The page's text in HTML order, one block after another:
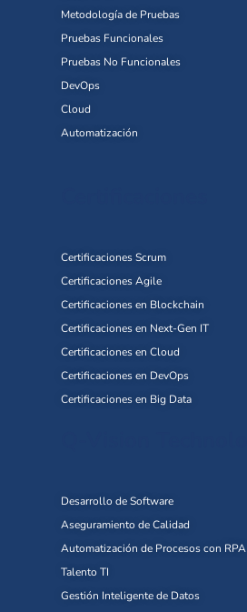
Metodología de Pruebas
Pruebas Funcionales
Pruebas No Funcionales
DevOps
Cloud
Automatización
Certificaciones Scrum
Certificaciones Agile
Certificaciones en Blockchain
Certificaciones en Next-Gen IT
Certificaciones en Cloud
Certificaciones en DevOps
Certificaciones en Big Data
Desarrollo de Software
Aseguramiento de Calidad
Automatización de Procesos con RPA
Talento TI
Gestión Inteligente de Datos